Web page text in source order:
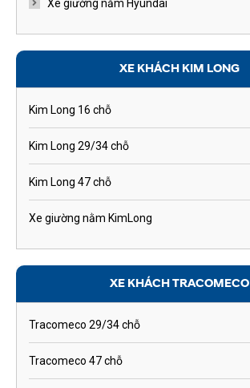
Xe giường nằm Hyundai
XE KHÁCH KIM LONG
Kim Long 16 chỗ
Kim Long 29/34 chỗ
Kim Long 47 chỗ
Xe giường nằm KimLong
XE KHÁCH TRACOMECO
Tracomeco 29/34 chỗ
Tracomeco 47 chỗ